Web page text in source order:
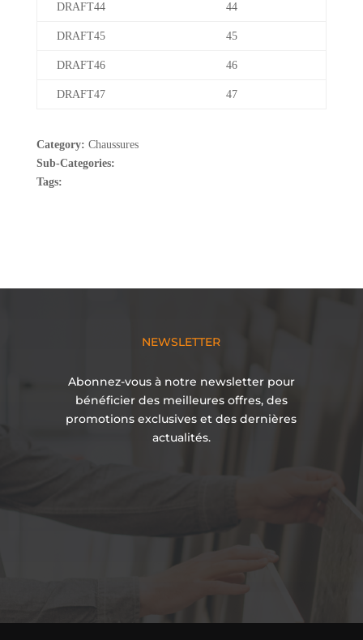
DRAFT44 44
DRAFT45 45
DRAFT46 46
DRAFT47 47
Category: Chaussures
Sub-Categories:
Tags:
NEWSLETTER
Abonnez-vous à notre newsletter pour
bénéficier des meilleures offres, des
promotions exclusives et des dernières
actualités.